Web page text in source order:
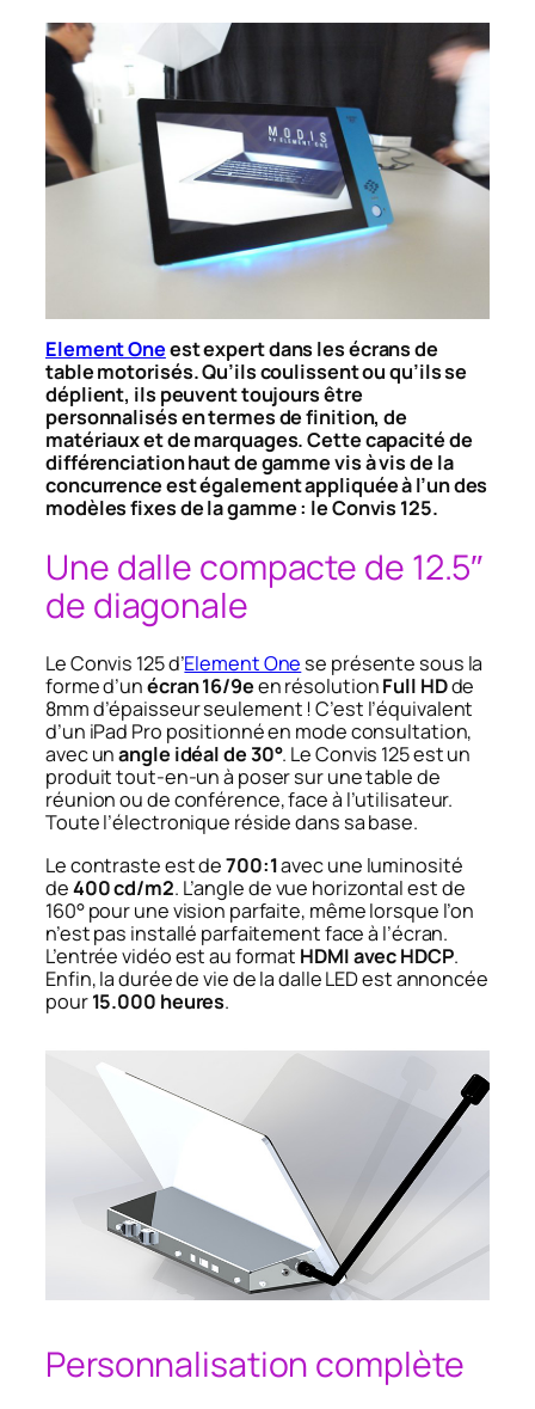
Element Oneest expert dans les écrans de
table motorisés. Qu’ils coulissent ou qu’ils se
déplient, ils peuvent toujours être
personnalisés en termes de finition, de
matériaux et de marquages. Cette capacité de
différenciation haut de gamme vis à vis de la
concurrence est également appliquée à l’un des
modèles fixes de la gamme : le Convis 125.
Une dalle compacte de 12.5″
de diagonale
Le Convis 125 d’Element One se présente sous la
forme d’unécran 16/9een résolutionFull HDde
8mm d’épaisseur seulement ! C’est l’équivalent
d’un iPad Pro positionné en mode consultation,
avec unangle idéal de 30°. Le Convis 125 est un
produit tout-en-un à poser sur une table de
réunion ou de conférence, face à l’utilisateur.
Toute l’électronique réside dans sa base.
Le contraste est de700:1avec une luminosité
de400 cd/m2. L’angle de vue horizontal est de
160° pour une vision parfaite, même lorsque l’on
n’est pas installé parfaitement face à l’écran.
L’entrée vidéo est au format HDMI avec HDCP.
Enfin, la durée de vie de la dalle LED est annoncée
pour15.000 heures.
Personnalisation complète